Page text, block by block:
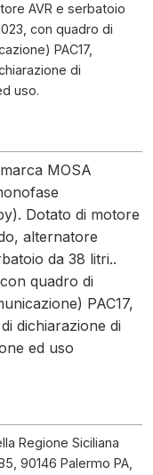
AVR e serbatoio
con quadro di
PAC17,
di
uso.
MOSA
Dotato di motore
alternatore
da 38 litri..
quadro di
PAC17,
dichiarazione di
ed uso
Regione Siciliana
90146 Palermo PA,